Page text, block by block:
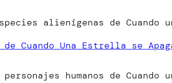
alienígenas de
Cuando Una Estrella se
humanos de